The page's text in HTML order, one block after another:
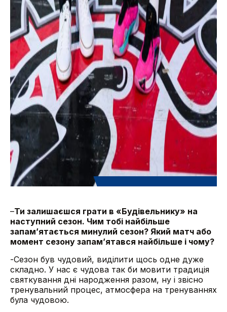
–Ти залишаєшся грати в «Будівельнику» на
наступний сезон. Чим тобі найбільше
запамʼятається минулий сезон? Який матч або
момент сезону запам’ятався найбільше і чому?
-Сезон був чудовий, виділити щось одне дуже
складно. У нас є чудова так би мовити традиція
святкування дні народження разом, ну і звісно
тренувальний процес, атмосфера на тренуваннях
була чудовою.